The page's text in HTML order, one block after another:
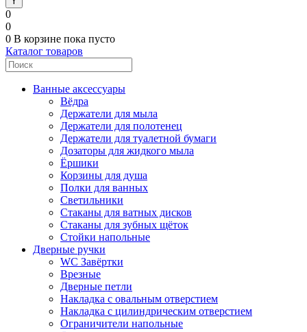
0
0
0 В корзине пока пусто
Каталог товаров
Ванные аксессуары
Вёдра
Держатели для мыла
Держатели для полотенец
Держатели для туалетной бумаги
Дозаторы для жидкого мыла
Ёршики
Корзины для душа
Полки для ванных
Светильники
Стаканы для ватных дисков
Стаканы для зубных щёток
Стойки напольные
Дверные ручки
WC Завёртки
Врезные
Дверные петли
Накладка с овальным отверстием
Накладка с цилиндрическим отверстием
Ограничители напольные